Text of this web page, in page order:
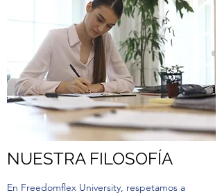
NUESTRA FILOSOFÍA
En Freedomflex University, respetamos a